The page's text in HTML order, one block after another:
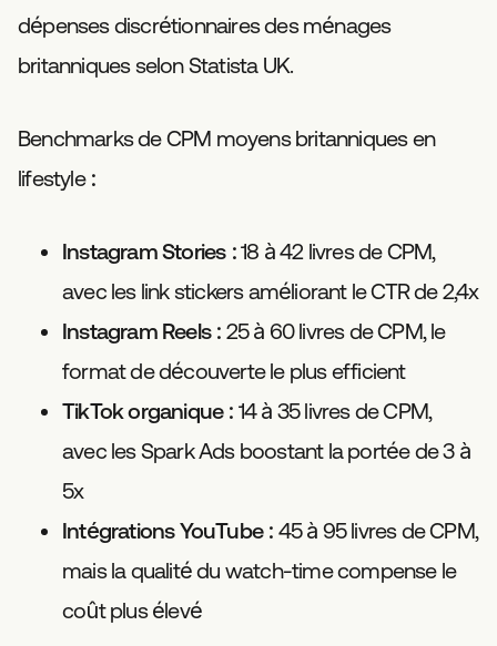
dépenses discrétionnaires des ménages
britanniques selon Statista UK.
Benchmarks de CPM moyens britanniques en
lifestyle :
Instagram Stories :18 à 42 livres de CPM,
avec les link stickers améliorant le CTR de 2,4x
Instagram Reels : 25 à 60 livres de CPM, le
format de découverte le plus efficient
TikTok organique : 14 à 35 livres de CPM,
avec les Spark Ads boostant la portée de 3 à
5x
Intégrations YouTube : 45 à 95 livres de CPM,
mais la qualité du watch-time compense le
coût plus élevé